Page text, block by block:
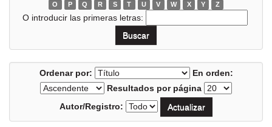
O
P Q R S T U V W X Y Z
O introducir las primeras letras:
Ordenar por:
En orden:
Resultados por página
Autor/Registro: